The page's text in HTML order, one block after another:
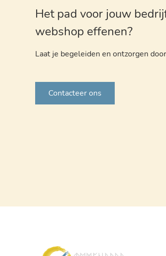
Het pad voor jouw
webshop effenen?
Laat je begeleiden en ontzorgen
Contacteer ons